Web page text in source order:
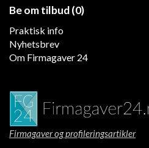
Be om tilbud (0)
Praktisk info
Nyhetsbrev
Om Firmagaver 24
Firmagaver og profileringsartikler